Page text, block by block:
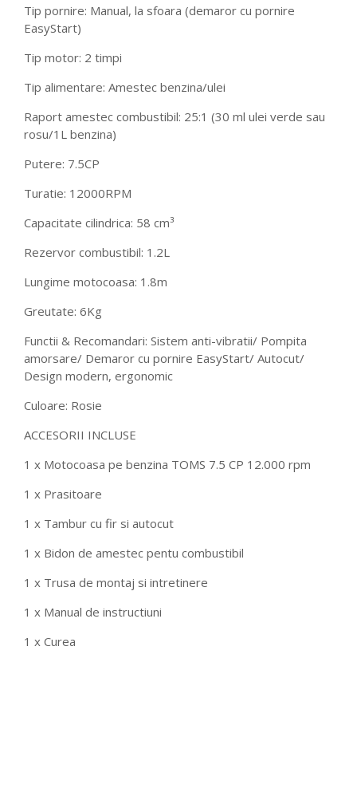
Tip pornire: Manual, la sfoara (demaror cu pornire
EasyStart)
Tip motor: 2 timpi
Tip alimentare: Amestec benzina/ulei
Raport amestec combustibil: 25:1 (30 ml ulei verde sau
rosu/1L benzina)
Putere: 7.5CP
Turatie: 12000RPM
Capacitate cilindrica: 58 cm³
Rezervor combustibil: 1.2L
Lungime motocoasa: 1.8m
Greutate: 6Kg
Functii & Recomandari: Sistem anti-vibratii/ Pompita
amorsare/ Demaror cu pornire EasyStart/ Autocut/
Design modern, ergonomic
Culoare: Rosie
ACCESORII INCLUSE
1 x Motocoasa pe benzina TOMS 7.5 CP 12.000 rpm
1 x Prasitoare
1 x Tambur cu fir si autocut
1 x Bidon de amestec pentu combustibil
1 x Trusa de montaj si intretinere
1 x Manual de instructiuni
1 x Curea